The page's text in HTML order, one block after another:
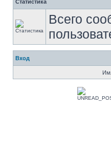
Статистика
Всего
Вход